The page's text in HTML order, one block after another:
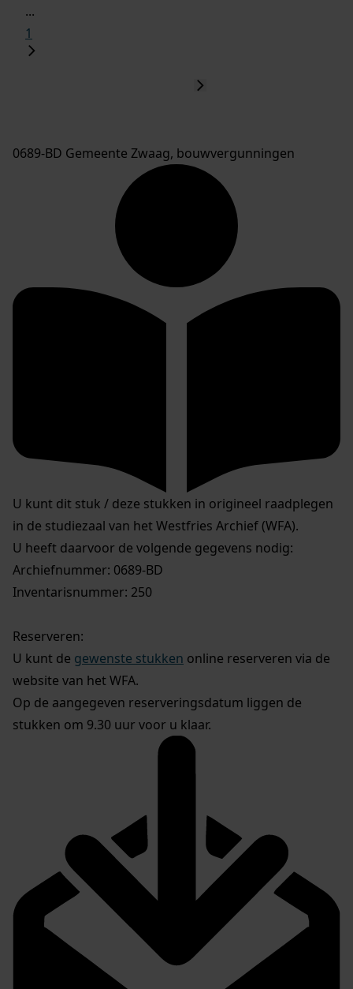
...
1
0689-BD Gemeente Zwaag, bouwvergunningen
U kunt dit stuk / deze stukken in origineel raadplegen
in de studiezaal van het Westfries Archief (WFA).
U heeft daarvoor de volgende gegevens nodig:
Archiefnummer: 0689-BD
Inventarisnummer: 250
Reserveren:
U kunt de gewenste stukken online reserveren via de
website van het WFA.
Op de aangegeven reserveringsdatum liggen de
stukken om 9.30 uur voor u klaar.